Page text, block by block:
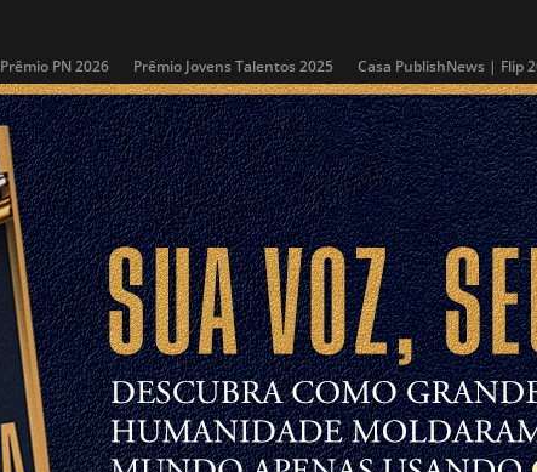
Prêmio PN 2026 Prêmio Jovens Talentos 2025 Casa PublishNews | Flip